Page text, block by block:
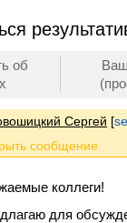
об
Сергей [
коллеги!
для